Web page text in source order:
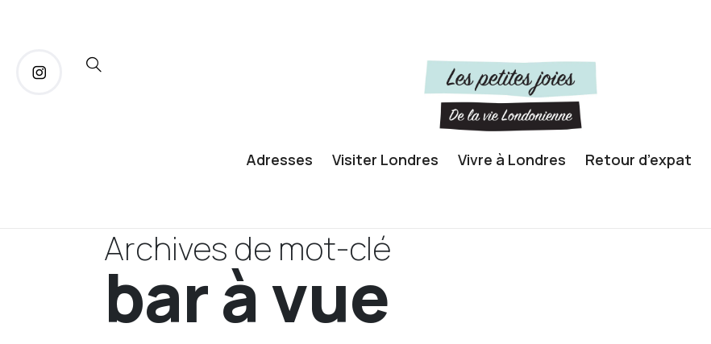
Adresses Visiter Londres Vivre à Londres Retour d’expat
Archives de mot-clé
bar à vue